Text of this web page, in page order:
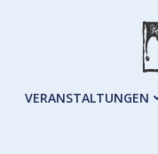
VERANSTALTUNGEN